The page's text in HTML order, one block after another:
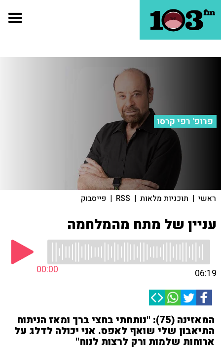
פרופ' רפי קרסו
ראשי | תוכניות מלאות |
RSS
| פייסבוק
עניין של מתח מהמלחמה
00:00 06:19
המאזינה (75): "נותחתי בחצי ברך ומאז הניתוח
התיאבון שלי שואף לאפס. אני יכולה לדלג על
ארוחות שלמות ורק לרצות לנוח"